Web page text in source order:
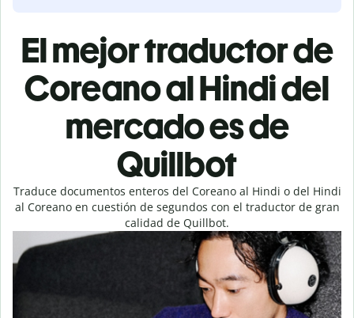
El mejor traductor de
Coreano al Hindi del
mercado es de
Quillbot
Traduce documentos enteros del Coreano al Hindi o del Hindi
al Coreano en cuestión de segundos con el traductor de gran
calidad de Quillbot.